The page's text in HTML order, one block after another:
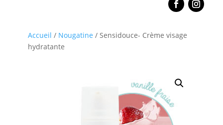
Accueil / Nougatine / Sensidouce- Crème visage
hydratante